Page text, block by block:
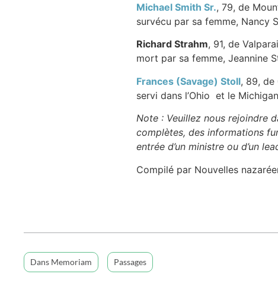
Michael Smith Sr., 79, de
survécu par sa femme, Nancy
Richard Strahm, 91, de
mort par sa femme, Jeannine
Frances (Savage) Stoll, 89, de
servi dans l’Ohio et le
Note : Veuillez nous rejoindre
complètes, des informations
entrée d’un ministre ou d’un
Compilé par Nouvelles
Dans Memoriam Passages